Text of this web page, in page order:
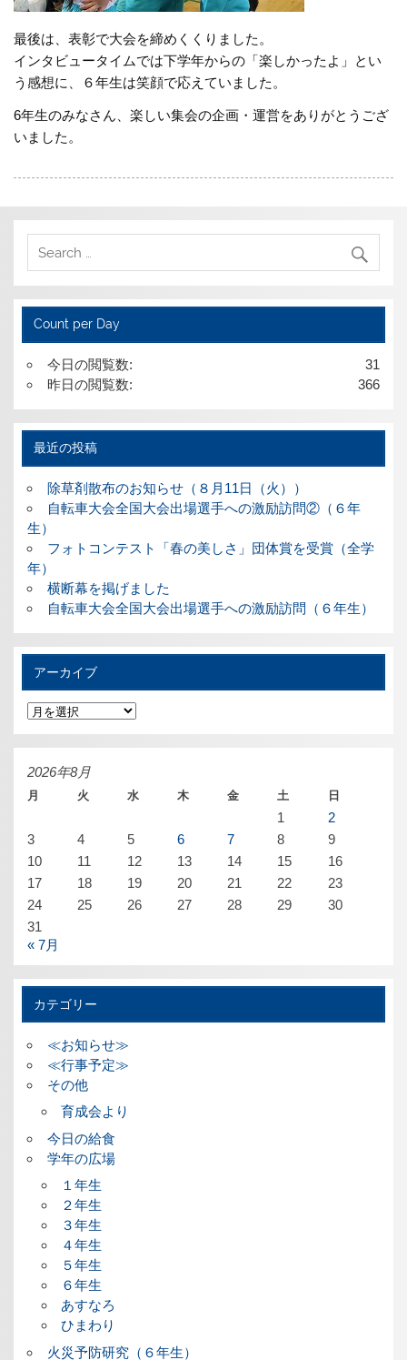
最後は、表彰で大会を締めくくりました。
インタビュータイムでは下学年からの「楽しかったよ」とい
う感想に、６年生は笑顔で応えていました。
6年生のみなさん、楽しい集会の企画・運営をありがとうござ
いました。
Count per Day
31
今日の閲覧数:
366
昨日の閲覧数:
最近の投稿
除草剤散布のお知らせ（８月11日（火））
自転車大会全国大会出場選手への激励訪問②（６年
生）
フォトコンテスト「春の美しさ」団体賞を受賞（全学
年）
横断幕を掲げました
自転車大会全国大会出場選手への激励訪問（６年生）
アーカイブ
ア
ー
カ
イ
ブ
2026年8月
月 火 水 木 金 土 日
1
2
3
4 5 6 7 8
9
10
11 12 13 14 15
16
17
18 19 20 21 22
23
24
25 26 27 28 29
30
31
« 7月
カテゴリー
≪お知らせ≫
≪行事予定≫
その他
育成会より
今日の給食
学年の広場
１年生
２年生
３年生
４年生
５年生
６年生
あすなろ
ひまわり
火災予防研究（６年生）